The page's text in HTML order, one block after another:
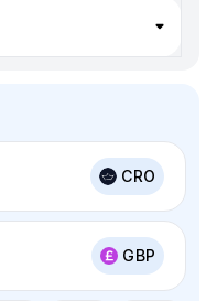
CRO
GBP